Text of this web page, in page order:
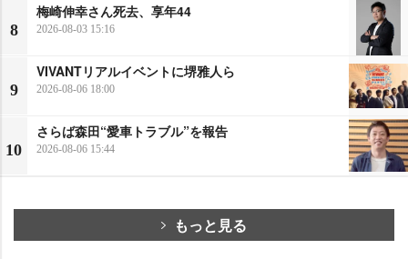
8
梅崎伸幸さん死去、享年44
2026-08-03 15:16
9
VIVANTリアルイベントに堺雅人ら
2026-08-06 18:00
10
さらば森田“愛車トラブル”を報告
2026-08-06 15:44
もっと見る